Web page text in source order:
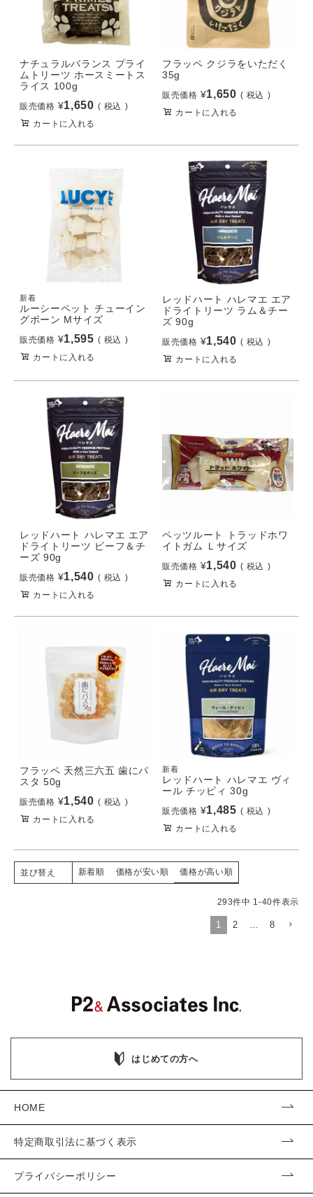
ナチュラルバランス プライ
ムトリーツ ホースミートス
ライス 100g
販売価格 ¥1,650
税込
カートに入れる
フラッペ クジラをいただく
35g
販売価格 ¥1,650
税込
カートに入れる
新着
ルーシーペット チューイン
グボーン Mサイズ
販売価格 ¥1,595
税込
カートに入れる
レッドハート ハレマエ エア
ドライトリーツ ラム＆チー
ズ 90g
販売価格 ¥1,540
税込
カートに入れる
レッドハート ハレマエ エア
ドライトリーツ ビーフ＆チ
ーズ 90g
販売価格 ¥1,540
税込
カートに入れる
ペッツルート トラッドホワ
イトガム Ｌサイズ
販売価格 ¥1,540
税込
カートに入れる
フラッペ 天然三六五 歯にパ
スタ 50g
販売価格 ¥1,540
税込
カートに入れる
新着
レッドハート ハレマエ ヴィ
ール チッピィ 30g
販売価格 ¥1,485
税込
カートに入れる
並び替え 新着順 価格が安い順 価格が高い順
293件中 1-40件表示
1 2 8
はじめての方へ
HOME
特定商取引法に基づく表示
プライバシーポリシー